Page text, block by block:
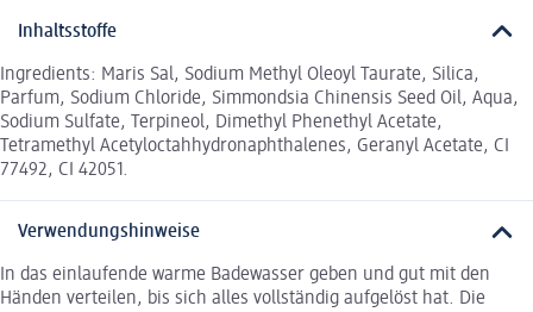
Inhaltsstoffe
Ingredients: Maris Sal, Sodium Methyl Oleoyl Taurate, Silica,
Parfum, Sodium Chloride, Simmondsia Chinensis Seed Oil, Aqua,
Sodium Sulfate, Terpineol, Dimethyl Phenethyl Acetate,
Tetramethyl Acetyloctahhydronaphthalenes, Geranyl Acetate, CI
77492, CI 42051.
Verwendungshinweise
In das einlaufende warme Badewasser geben und gut mit den
Händen verteilen, bis sich alles vollständig aufgelöst hat. Die